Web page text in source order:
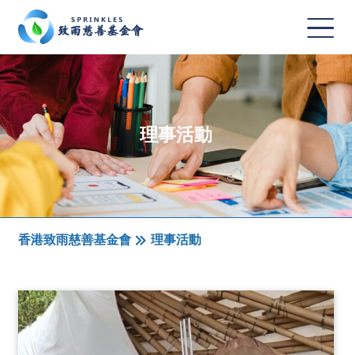
理事活動
香港致雨慈善基金會 理事活動